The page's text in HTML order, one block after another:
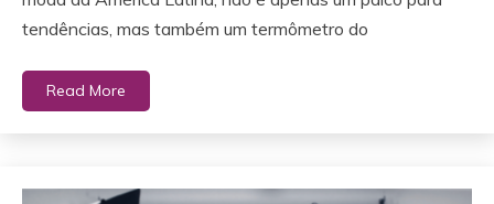
tendências, mas também um termômetro do
Read More